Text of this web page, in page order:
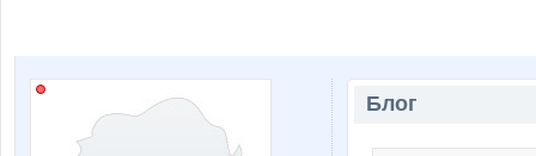
Блог